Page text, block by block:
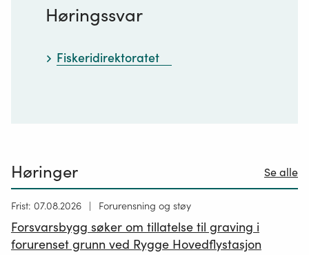
Høringssvar
Fiskeridirektoratet
Høringer Se alle
Høring
publisert
26.06.2026
Frist: 07.08.2026 Forurensning og støy
Forsvarsbygg søker om tillatelse til graving i
forurenset grunn ved Rygge Hovedflystasjon